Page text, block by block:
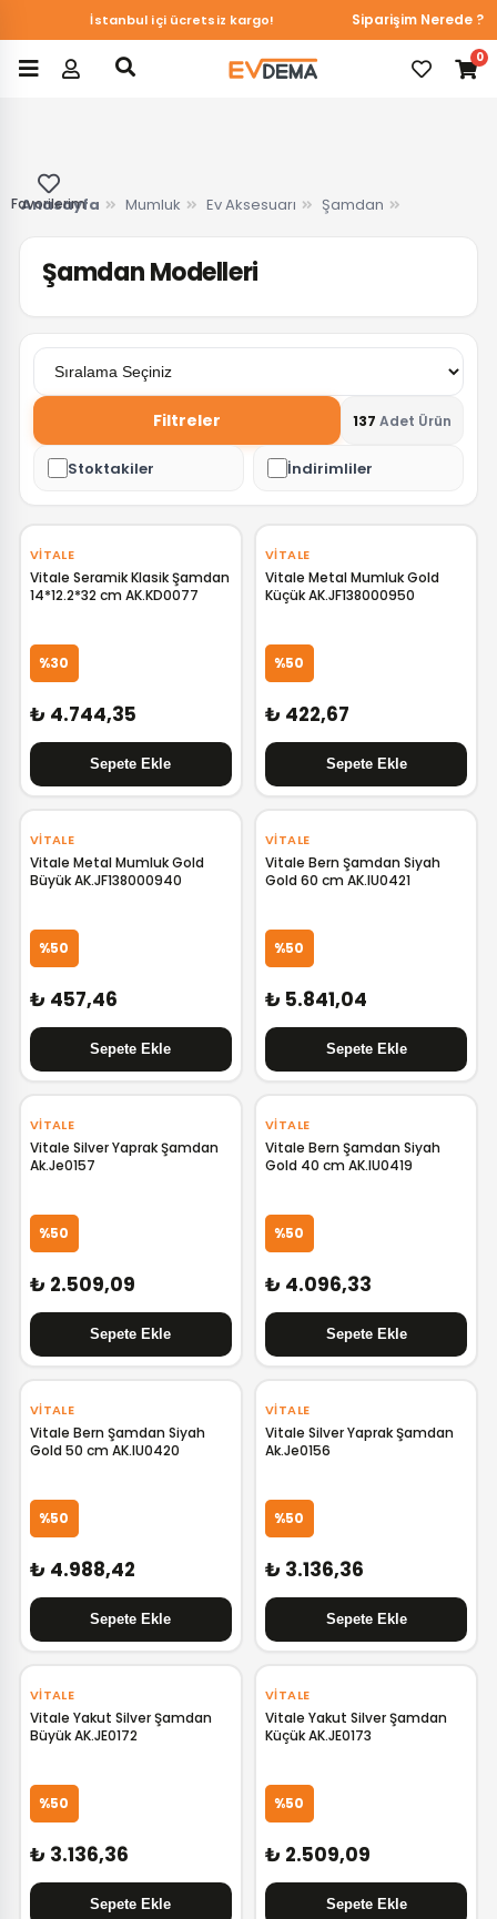
İstanbul içi ücretsiz kargo! Siparişim Nerede ?
Favorilerim
0
Anasayfa Mumluk Ev Aksesuarı Şamdan
Şamdan Modelleri
Filtreler 137 Adet Ürün
Stoktakiler İndirimliler
VITALE
Vitale Seramik Klasik Şamdan
14*12.2*32 cm AK.KD0077
%30
₺ 4.744,35
VITALE
Vitale Metal Mumluk Gold
Küçük AK.JF138000950
%50
₺ 422,67
VITALE
Vitale Metal Mumluk Gold
Büyük AK.JF138000940
%50
₺ 457,46
VITALE
Vitale Bern Şamdan Siyah
Gold 60 cm AK.IU0421
%50
₺ 5.841,04
VITALE
Vitale Silver Yaprak Şamdan
Ak.Je0157
%50
₺ 2.509,09
VITALE
Vitale Bern Şamdan Siyah
Gold 40 cm AK.IU0419
%50
₺ 4.096,33
VITALE
Vitale Bern Şamdan Siyah
Gold 50 cm AK.IU0420
%50
₺ 4.988,42
VITALE
Vitale Silver Yaprak Şamdan
Ak.Je0156
%50
₺ 3.136,36
VITALE
Vitale Yakut Silver Şamdan
Büyük AK.JE0172
%50
₺ 3.136,36
VITALE
Vitale Yakut Silver Şamdan
Küçük AK.JE0173
%50
₺ 2.509,09